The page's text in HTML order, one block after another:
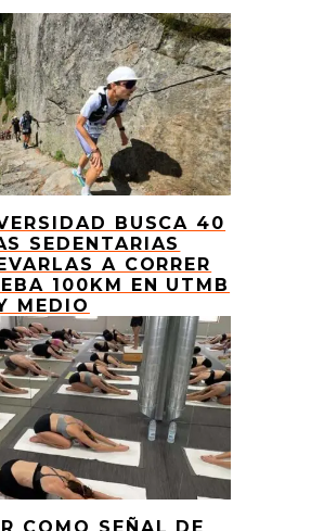
BUSCA 40
SEDENTARIAS
A CORRER
100KM EN UTMB
MEDIO